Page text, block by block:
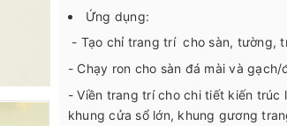
Ứng dụng:
- Tạo chỉ trang trí cho sàn, tường,
- Chạy ron cho sàn đá mài và gạch/
- Viền trang trí cho chi tiết kiến trúc
khung cửa sổ lớn, khung gương